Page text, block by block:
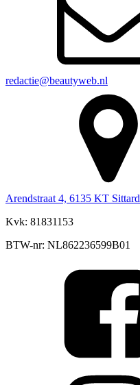
redactie@beautyweb.nl
Arendstraat 4, 6135 KT Sittard
Kvk: 81831153
BTW-nr: NL862236599B01